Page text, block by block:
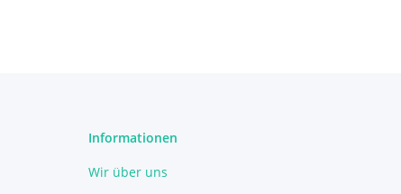
Informationen
Wir über uns